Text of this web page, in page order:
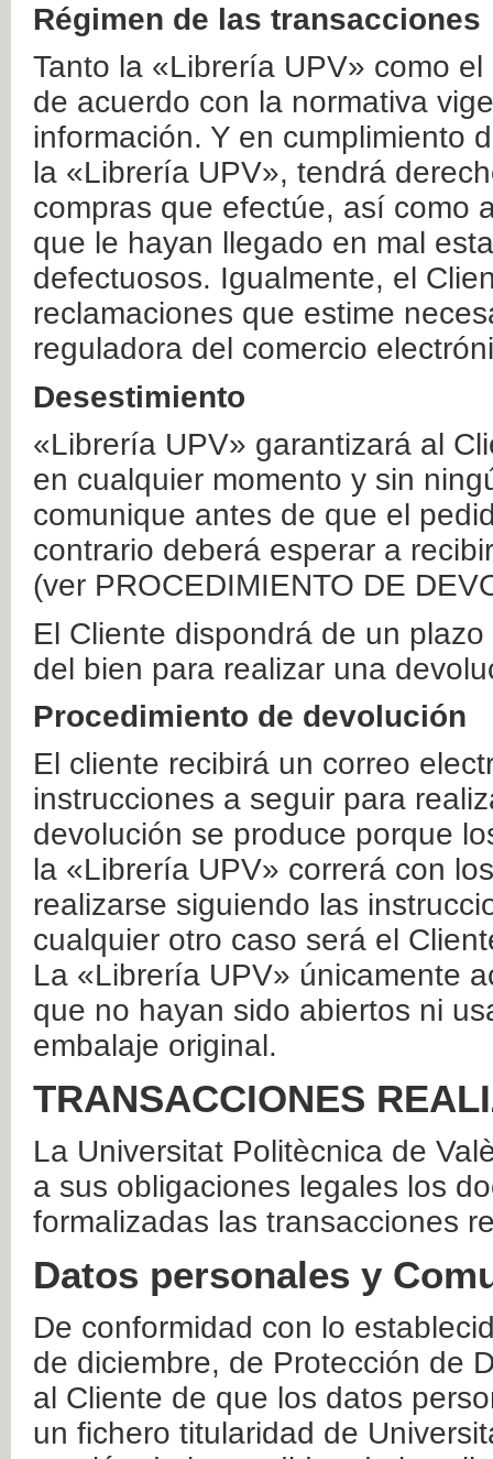
Régimen de las transacciones
Tanto la «Librería UPV» como
de acuerdo con la normativa
información. Y en cumplimiento
la «Librería UPV», tendrá
compras que efectúe, así como
que le hayan llegado en mal
defectuosos. Igualmente, el
reclamaciones que estime
reguladora del comercio
Desestimiento
«Librería UPV» garantizará al
en cualquier momento y sin
comunique antes de que el
contrario deberá esperar a
(ver PROCEDIMIENTO DE
El Cliente dispondrá de un
del bien para realizar una
Procedimiento de devolución
El cliente recibirá un correo
instrucciones a seguir para
devolución se produce porque
la «Librería UPV» correrá con
realizarse siguiendo las
cualquier otro caso será el
La «Librería UPV» únicamente
que no hayan sido abiertos ni
embalaje original.
TRANSACCIONES
La Universitat Politècnica de
a sus obligaciones legales los
formalizadas las transacciones
Datos personales y
De conformidad con lo
de diciembre, de Protección de
al Cliente de que los datos
un fichero titularidad de